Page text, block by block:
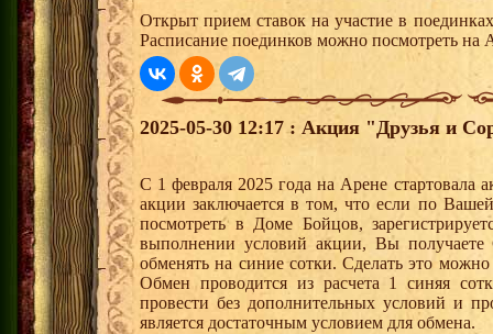
Открыт прием ставок на участие в
Расписание поединков можно посмотреть на
2025-05-30 12:17 : Акция "Друзья и
С 1 февраля 2025 года на Арене стартовала
акции заключается в том, что если по
посмотреть в Доме Бойцов,
выполнении условий акции, Вы
обменять на синие сотки. Сделать это
Обмен проводится из расчета 1 синяя
провести без дополнительных условий и
является достаточным условием для обмена.